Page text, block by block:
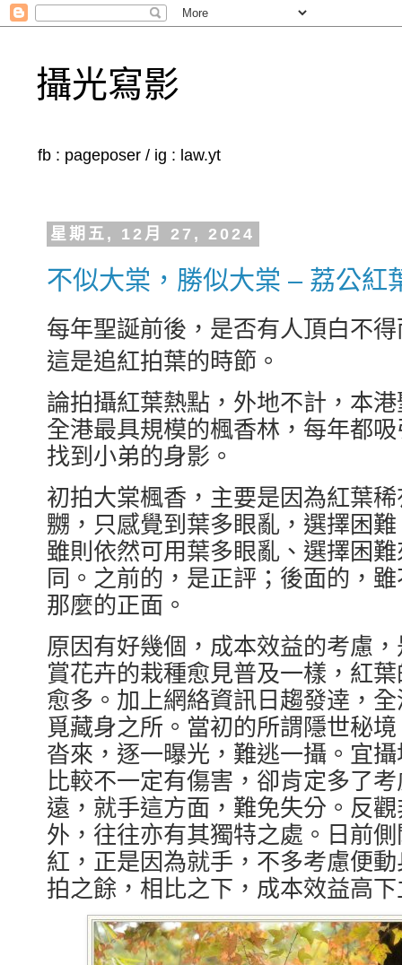
攝光寫影
fb : pageposer / ig : law.yt
星期五, 12月 27, 2024
不似大棠，勝似大棠 – 荔公紅
每年聖誕前後，是否有人頂白不
這是追紅拍葉的時節。
論拍攝紅葉熱點，外地不計，本
全港最具規模的楓香林，每年都
找到小弟的身影。
初拍大棠楓香，主要是因為紅葉
嬲，只感覺到葉多眼亂，選擇困
雖則依然可用葉多眼亂、選擇困
同。之前的，是正評；後面的，
那麼的正面。
原因有好幾個，成本效益的考慮
賞花卉的栽種愈見普及一樣，紅
愈多。加上網絡資訊日趨發逹，
覓藏身之所。當初的所謂隱世秘
沓來，逐一曝光，難逃一攝。宜
比較不一定有傷害，卻肯定多了
遠，就手這方面，難免失分。反
外，往往亦有其獨特之處。日前
紅，正是因為就手，不多考慮便
拍之餘，相比之下，成本效益高